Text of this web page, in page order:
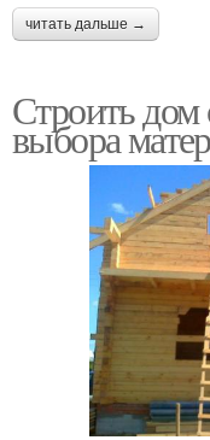
читать дальше →
Строить
выбора